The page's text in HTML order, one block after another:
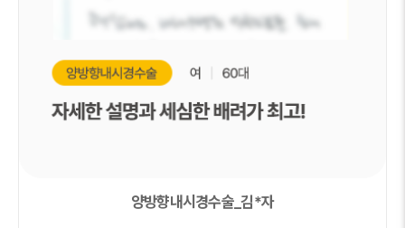
양방향내시경수술_김*자